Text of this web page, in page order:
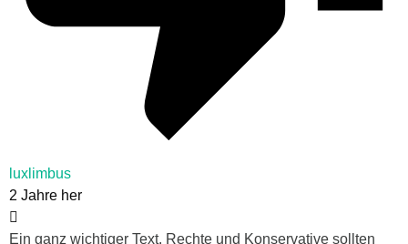
luxlimbus
2 Jahre her
Ein ganz wichtiger Text. Rechte und Konservative sollten